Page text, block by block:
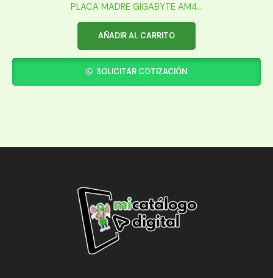
PLACA MADRE GIGABYTE AM4...
AÑADIR AL CARRITO
SOLICITAR COTIZACIÓN